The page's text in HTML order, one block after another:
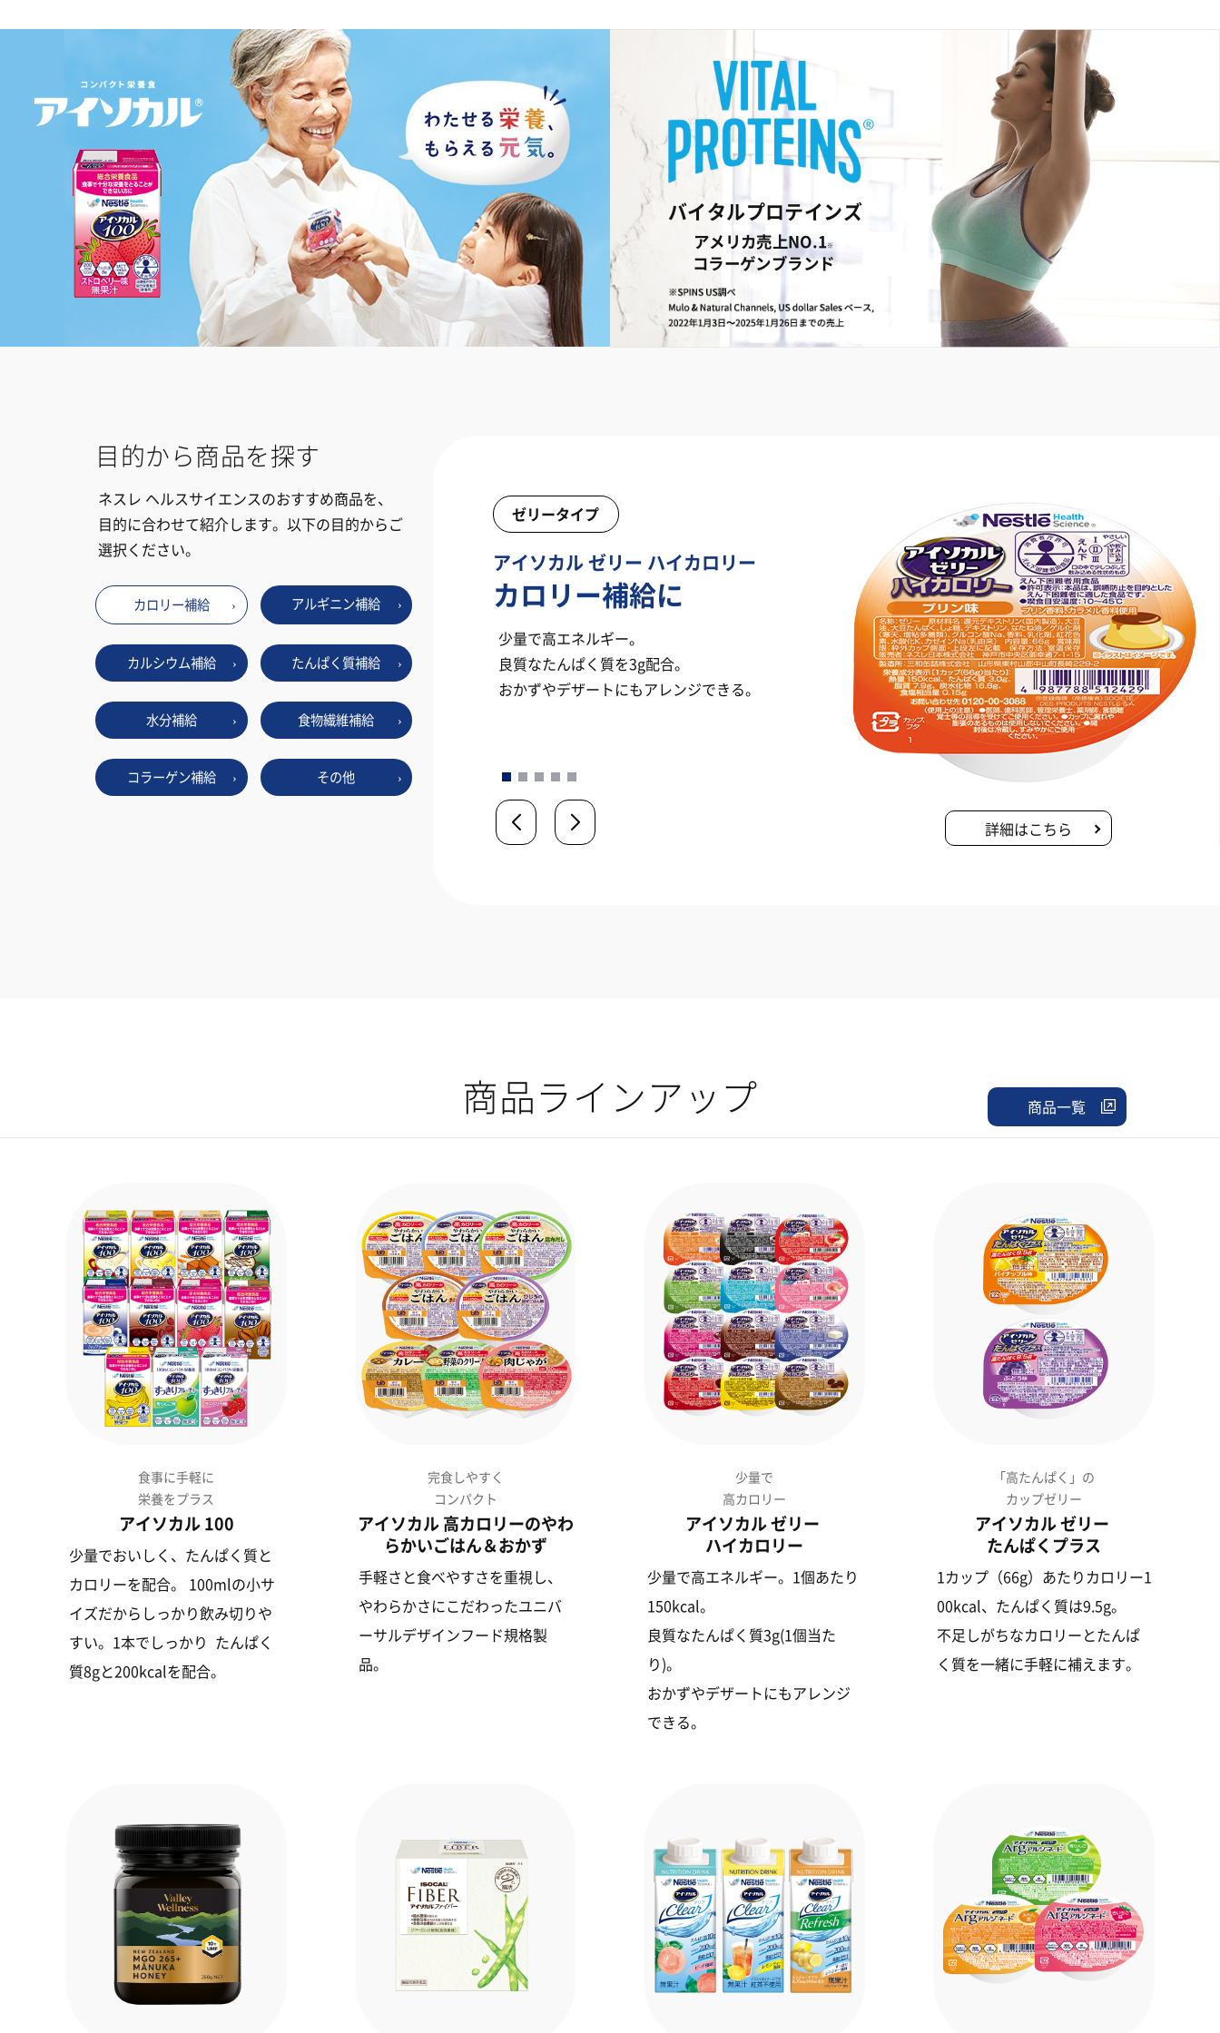
バイタルプロテインズ
アメリカ売上NO.1※
コラーゲンブランド
目的から商品を探す
ネスレ ヘルスサイエンスのおすすめ商品を、
目的に合わせて紹介します。以下の目的からご
選択ください。
カロリー補給 アルギニン補給
カルシウム補給 たんぱく質補給
水分補給 食物繊維補給
コラーゲン補給 その他
ゼリータイプ
アイソカル ゼリー ハイカロリー
カロリー補給に
少量で高エネルギー。
良質なたんぱく質を3g配合。
おかずやデザートにもアレンジできる。
詳細はこちら
商品ラインアップ 商品一覧
食事に手軽に
栄養をプラス
アイソカル 100
少量でおいしく、たんぱく質と
カロリーを配合。 100mlの小サ
イズだからしっかり飲み切りや
すい。1本でしっかり たんぱく
質8gと200kcalを配合。
完食しやすく
コンパクト
アイソカル 高カロリーのやわ
らかいごはん＆おかず
手軽さと食べやすさを重視し、
やわらかさにこだわったユニバ
ーサルデザインフード規格製
品。
少量で
高カロリー
アイソカル ゼリー
ハイカロリー
少量で高エネルギー。1個あたり
150kcal。
良質なたんぱく質3g(1個当た
り)。
おかずやデザートにもアレンジ
できる。
「高たんぱく」の
カップゼリー
アイソカル ゼリー
たんぱくプラス
1カップ（66g）あたりカロリー1
00kcal、たんぱく質は9.5g。
不足しがちなカロリーとたんぱ
く質を一緒に手軽に補えます。